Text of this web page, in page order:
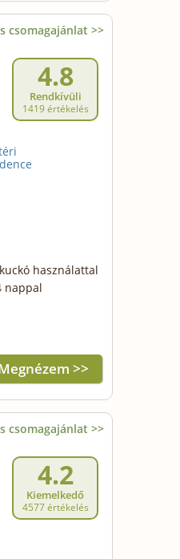
csomagajánlat >>
4.8
Rendkívüli
1419 értékelés
használattal
nappal
>>
csomagajánlat >>
4.2
Kiemelkedő
4577 értékelés